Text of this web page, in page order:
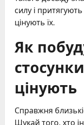
силу і
цінують їх.
Як
цінують
Справжня
Шукай того, хто